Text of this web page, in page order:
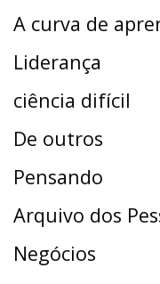
A curva de
Liderança
ciência difícil
De outros
Pensando
Arquivo dos
Negócios